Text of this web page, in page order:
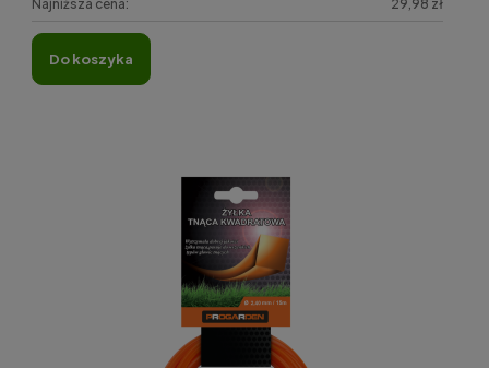
Najniższa cena: 29,98 zł
do koszyka